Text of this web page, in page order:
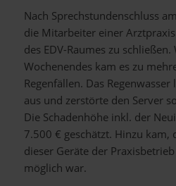
Nach Sprechstundenschluss
die Mitarbeiter einer
des EDV-Raumes zu schließen.
Wochenendes kam es zu
Regenfällen. Das
aus und zerstörte den Server
Die Schadenhöhe inkl. der
7.500 € geschätzt. Hinzu kam,
dieser Geräte der
möglich war.